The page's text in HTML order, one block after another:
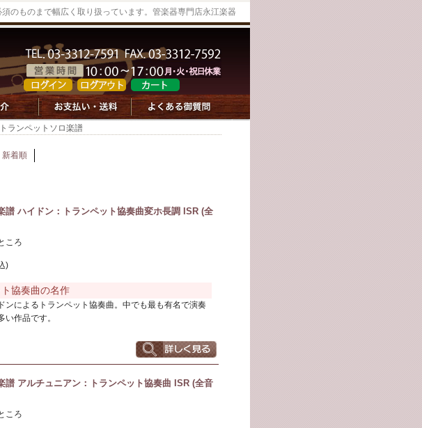
のものまで幅広く取り扱っています。管楽器専門店永江楽器
ランペットソロ楽譜
新着順
譜 ハイドン：トランペット協奏曲変ホ長調 ISR (全
ころ
)
ト協奏曲の名作
ンによるトランペット協奏曲。中でも最も有名で演奏
い作品です。
譜 アルチュニアン：トランペット協奏曲 ISR (全音
ころ